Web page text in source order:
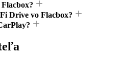
Drive vo Flacbox?